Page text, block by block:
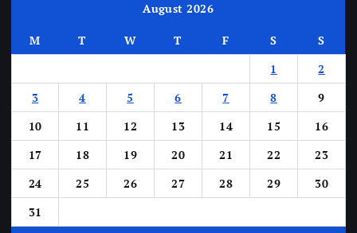
August 2026
M T W T F S
S
1
2
3
4 5 6 7 8
9
10
11 12 13 14 15
16
17
18 19 20 21 22
23
24
25 26 27 28 29
30
31